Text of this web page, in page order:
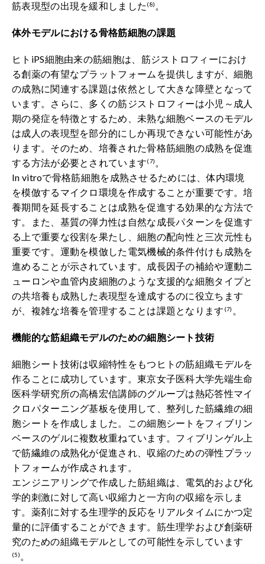
筋表現型の出現を緩和しました (8) 。
体外モデルにおける骨格筋細胞の課題
ヒトiPS細胞由来の筋細胞は、筋ジストロフィーにおけ
る創薬の有望なプラットフォームを提供しますが、細胞
の成熟に関連する課題は依然として大きな障壁となって
います。さらに、多くの筋ジストロフィーは小児～成人
期の発症を特徴とするため、未熟な細胞ベースのモデル
は成人の表現型を部分的にしか再現できない可能性があ
ります。そのため、培養された骨格筋細胞の成熟を促進
する方法が必要とされています(7) 。
In vitroで骨格筋細胞を成熟させるためには、体内環境
を模倣するマイクロ環境を作成することが重要です。培
養期間を延長することは成熟を促進する効果的な方法で
す。また、基質の弾力性は自然な成長パターンを促進す
る上で重要な役割を果たし、細胞の配向性と三次元性も
重要です。運動を模倣した電気機械的条件付けも成熟を
進めることが示されています。成長因子の補給や運動ニ
ューロンや血管内皮細胞のような支援的な細胞タイプと
の共培養も成熟した表現型を達成するのに役立ちます
が、複雑な培養を管理することは課題となります (7) 。
機能的な筋組織モデルのための細胞シート技術
細胞シート技術は収縮特性をもつヒトの筋組織モデルを
作ることに成功しています。東京女子医科大学先端生命
医科学研究所の高橋宏信講師のグループは熱応答性マイ
クロパターニング基板を使用して、整列した筋繊維の細
胞シートを作成しました。この細胞シートをフィブリン
ベースのゲルに複数枚重ねています。フィブリンゲル上
で筋繊維の成熟化が促進され、収縮のための弾性プラッ
トフォームが作成されます。
エンジニアリングで作成した筋組織は、電気的および化
学的刺激に対して高い収縮力と一方向の収縮を示しま
す。薬剤に対する生理学的反応をリアルタイムにかつ定
量的に評価することができます。筋生理学および創薬研
究のための組織モデルとしての可能性を示しています
(5) 。